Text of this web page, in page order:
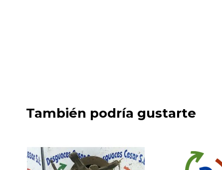
También podría gustarte